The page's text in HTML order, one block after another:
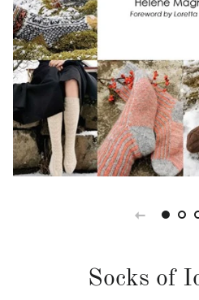
Socks of